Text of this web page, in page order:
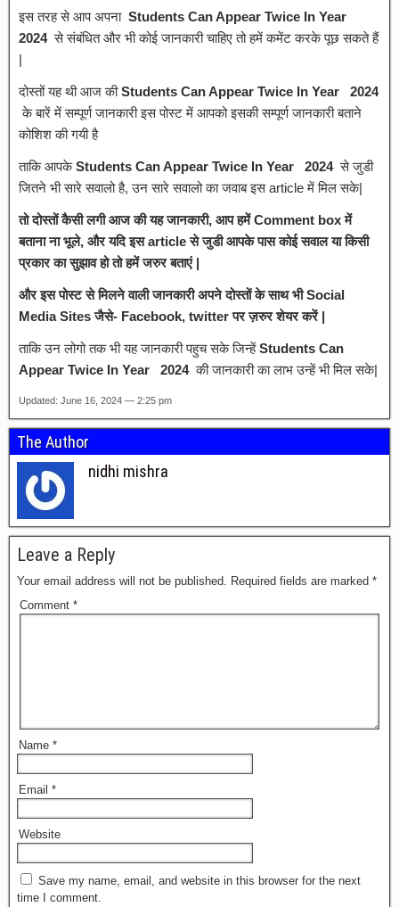
इस तरह से आप अपना Students Can Appear Twice In Year
2024से संबंधित और भी कोई जानकारी चाहिए तो हमें कमेंट करके पूछ सकते हैं
|
दोस्तों यह थी आज कीStudents Can Appear Twice In Year 2024
के बारें में सम्पूर्ण जानकारी इस पोस्ट में आपको इसकी सम्पूर्ण जानकारी बताने
कोशिश की गयी है
ताकि आपकेStudents Can Appear Twice In Year 2024से जुडी
जितने भी सारे सवालो है, उन सारे सवालो का जवाब इस article में मिल सके|
तो दोस्तों कैसी लगी आज की यह जानकारी, आप हमें Comment box में
बताना ना भूले, और यदि इस article से जुडी आपके पास कोई सवाल या किसी
प्रकार का सुझाव हो तो हमें जरुर बताएं |
और इस पोस्ट से मिलने वाली जानकारी अपने दोस्तों के साथ भी Social
Media Sites जैसे- Facebook, twitter पर ज़रुर शेयर करें |
ताकि उन लोगो तक भी यह जानकारी पहुच सके जिन्हेंStudents Can
Appear Twice In Year 2024की जानकारी का लाभ उन्हें भी मिल सके|
Updated: June 16, 2024 — 2:25 pm
The Author
nidhi mishra
Leave a Reply
Your email address will not be published. Required fields are marked *
Comment *
Name *
Email *
Website
Save my name, email, and website in this browser for the next
time I comment.